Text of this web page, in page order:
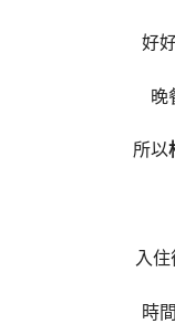
好
晚
所以
入
時